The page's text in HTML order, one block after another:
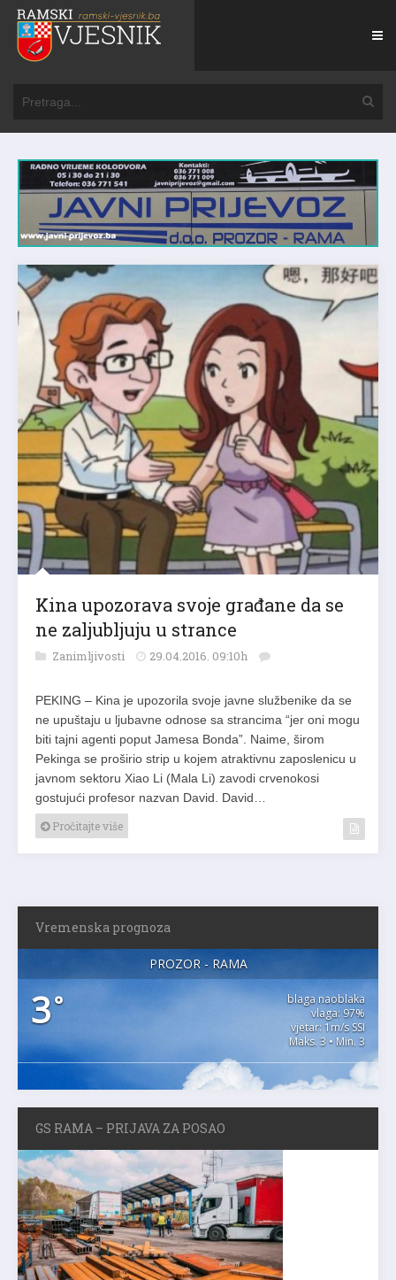
Kina upozorava svoje građane da se
ne zaljubljuju u strance
Zanimljivosti 29.04.2016. 09:10h
PEKING – Kina je upozorila svoje javne službenike da se
ne upuštaju u ljubavne odnose sa strancima “jer oni mogu
biti tajni agenti poput Jamesa Bonda”. Naime, širom
Pekinga se proširio strip u kojem atraktivnu zaposlenicu u
javnom sektoru Xiao Li (Mala Li) zavodi crvenokosi
gostujući profesor nazvan David. David…
Pročitajte više
Vremenska prognoza
PROZOR - RAMA
3°
blaga naoblaka
vlaga: 97%
vjetar: 1m/s SSI
Maks. 3 • Min. 3
GS RAMA – PRIJAVA ZA POSAO